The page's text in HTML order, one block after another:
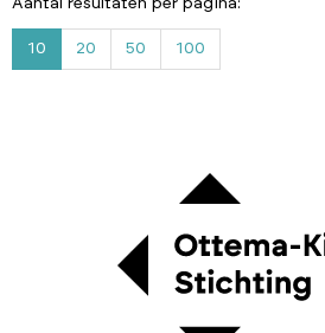
10 20 50 100